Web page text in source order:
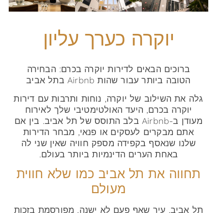
יוקרה כערך עליון
ברוכים הבאים לדירות יוקרה בכרם: הבחירה
הטובה ביותר עבור שהות Airbnb בתל אביב
גלה את השילוב של יוקרה, נוחות ותרבות עם דירות
יוקרה בכרם, היעד האולטימטיבי שלך לאירוח
מעודן ב-Airbnb בלב התוסס של תל אביב. בין אם
אתם מבקרים לעסקים או פנאי, מבחר הדירות
שלנו שנאסף בקפידה מספק חוויה שאין שני לה
באחת הערים הדינמיות ביותר בעולם.
תחווה את תל אביב כמו שלא חווית
מעולם
תל אביב, עיר שאף פעם לא ישנה, מפורסמת בזכות